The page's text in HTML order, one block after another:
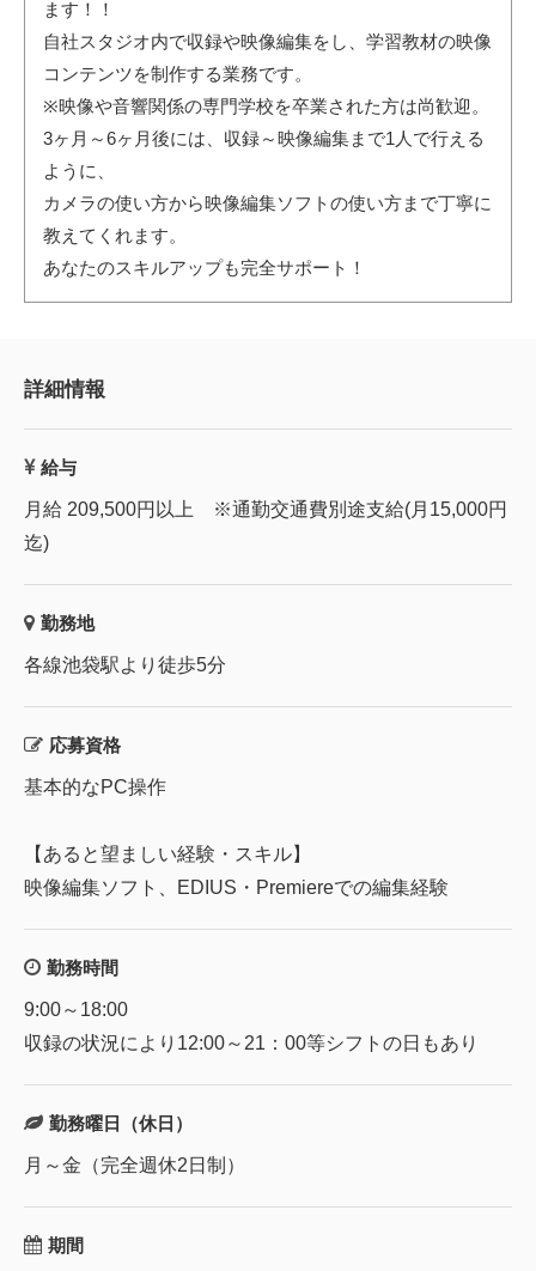
ます！！
自社スタジオ内で収録や映像編集をし、学習教材の映像
コンテンツを制作する業務です。
※映像や音響関係の専門学校を卒業された方は尚歓迎。
3ヶ月～6ヶ月後には、収録～映像編集まで1人で行える
ように、
カメラの使い方から映像編集ソフトの使い方まで丁寧に
教えてくれます。
あなたのスキルアップも完全サポート！
詳細情報
給与
月給 209,500円以上 ※通勤交通費別途支給(月15,000円
迄)
勤務地
各線池袋駅より徒歩5分
応募資格
基本的なPC操作
【あると望ましい経験・スキル】
映像編集ソフト、EDIUS・Premiereでの編集経験
勤務時間
9:00～18:00
収録の状況により12:00～21：00等シフトの日もあり
勤務曜日（休日）
月～金（完全週休2日制）
期間